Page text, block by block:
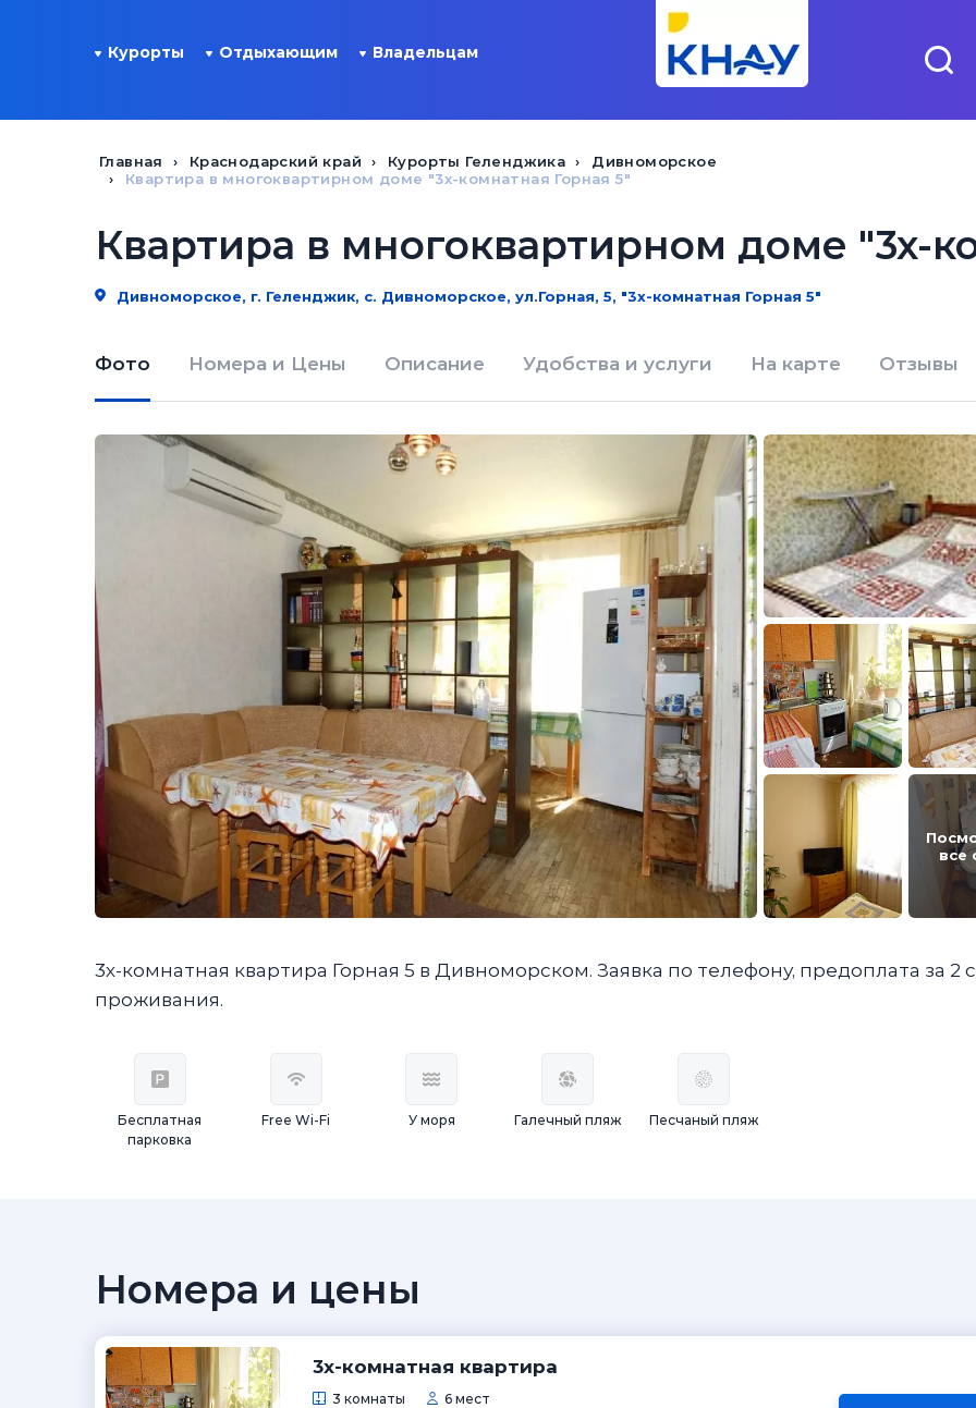
Курорты Отдыхающим Владельцам
Главная Краснодарский край Курорты Геленджика
Дивноморское
Квартира в многоквартирном доме "3х-комнатная Горная 5"
Квартира в многоквартирном доме "3х-
Дивноморское, г. Геленджик, с. Дивноморское, ул.Горная, 5, "3х-комнатная Горная 5"
Фото Номера и Цены Описание Удобства и услуги На карте Отзывы
все
3х-комнатная квартира Горная 5 в Дивноморском. Заявка по телефону, предоплата за 2
проживания.
Бесплатная
парковка
Free Wi-Fi У моря Галечный пляж Песчаный пляж
Номера и цены
3х-комнатная квартира
3 комнаты 6 мест